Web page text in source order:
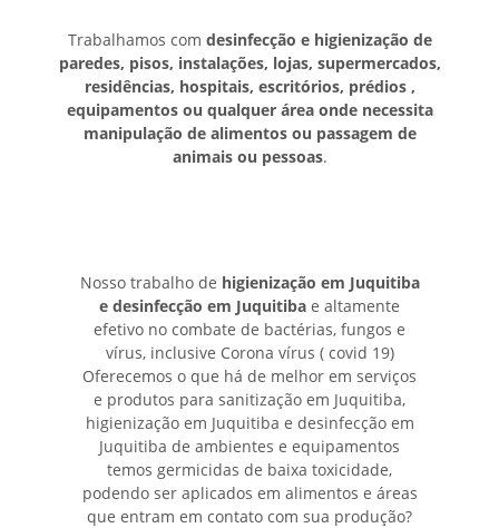
Trabalhamos com desinfecção e higienização de
paredes, pisos, instalações, lojas, supermercados,
residências, hospitais, escritórios, prédios ,
equipamentos ou qualquer área onde necessita
manipulação de alimentos ou passagem de
animais ou pessoas.
Nosso trabalho de higienização em Juquitiba
e desinfecção em Juquitiba e altamente
efetivo no combate de bactérias, fungos e
vírus, inclusive Corona vírus ( covid 19)
Oferecemos o que há de melhor em serviços
e produtos para sanitização em Juquitiba,
higienização em Juquitiba e desinfecção em
Juquitiba de ambientes e equipamentos
temos germicidas de baixa toxicidade,
podendo ser aplicados em alimentos e áreas
que entram em contato com sua produção?